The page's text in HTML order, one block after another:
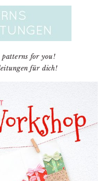
for you!
für dich!